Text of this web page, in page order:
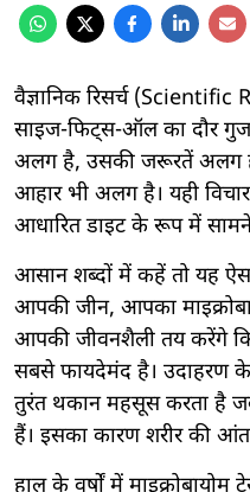
वैज्ञानिक रिसर्च
साइज-फिट्स-ऑल का दौर
अलग है, उसकी जरूरतें अलग
आहार भी अलग है। यही
आधारित डाइट के रूप में
आसान शब्दों में कहें तो यह
आपकी जीन, आपका
आपकी जीवनशैली तय करेंगे
सबसे फायदेमंद है। उदाहरण
तुरंत थकान महसूस करता है
हैं। इसका कारण शरीर की
हाल के वर्षों में माइक्रोबायोम